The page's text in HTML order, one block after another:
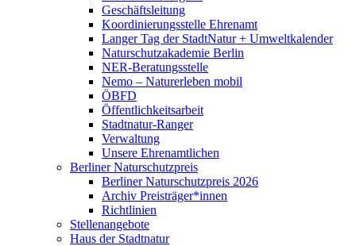
Geschäftsleitung
Koordinierungsstelle Ehrenamt
Langer Tag der StadtNatur + Umweltkalender
Naturschutzakademie Berlin
NER-Beratungsstelle
Nemo – Naturerleben mobil
ÖBFD
Öffentlichkeitsarbeit
Stadtnatur-Ranger
Verwaltung
Unsere Ehrenamtlichen
Berliner Naturschutzpreis
Berliner Naturschutzpreis 2026
Archiv Preisträger*innen
Richtlinien
Stellenangebote
Haus der Stadtnatur